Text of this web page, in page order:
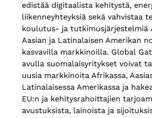
edistää digitaalista kehitystä,
liikenneyhteyksiä sekä vahvistaa
koulutus- ja tutkimusjärjestelmiä
Aasian ja Latinalaisen Amerikan
kasvavilla markkinoilla. Global
avulla suomalaisyritykset voivat
uusia markkinoita Afrikassa,
Latinalaisessa Amerikassa ja
EU:n ja kehitysrahoittajien
avustuksista, lainoista ja